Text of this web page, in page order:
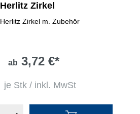
Herlitz Zirkel
Herlitz Zirkel m. Zubehör
ab 3,72 €*
je Stk / inkl. MwSt